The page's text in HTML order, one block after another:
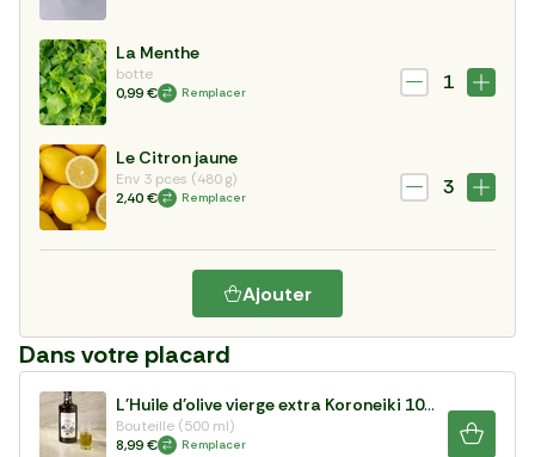
La Menthe
botte
0,99 €
Remplacer 1
Le Citron jaune
Env 3 pces (480 g)
2,40 €
Remplacer 3
Ajouter
Dans votre placard
L'Huile d'olive vierge extra Koroneiki 100%
Bouteille (500 ml)
8,99 €
Remplacer